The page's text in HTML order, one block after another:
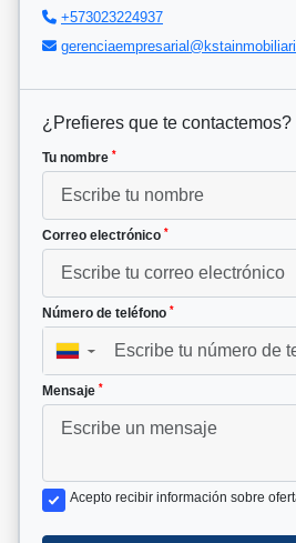
+573023224937
¿Prefieres que te contactemos?
Tu nombre *
Correo electrónico *
Número de teléfono *
▼
Mensaje *
Acepto recibir información sobre